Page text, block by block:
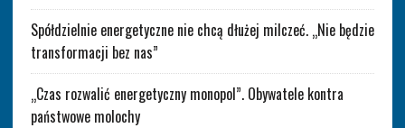
Spółdzielnie energetyczne nie chcą dłużej milczeć. „Nie będzie
transformacji bez nas”
„Czas rozwalić energetyczny monopol”. Obywatele kontra
państwowe molochy